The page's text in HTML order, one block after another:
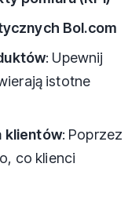
Bol.com
: Upewnij
istotne
klientów: Poprzez
co klienci